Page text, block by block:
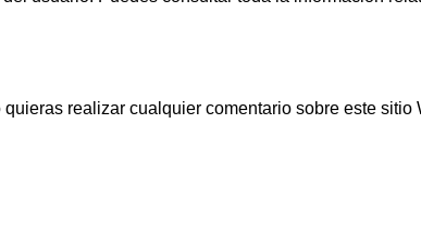
realizar cualquier comentario sobre este